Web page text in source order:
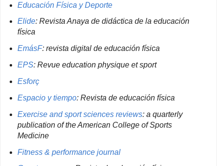
Educación Física y Deporte
Elide: Revista Anaya de didáctica de la educación
física
EmásF: revista digital de educación física
EPS: Revue education physique et sport
Esforç
Espacio y tiempo: Revista de educación física
Exercise and sport sciences reviews: a quarterly
publication of the American College of Sports
Medicine
Fitness & performance journal